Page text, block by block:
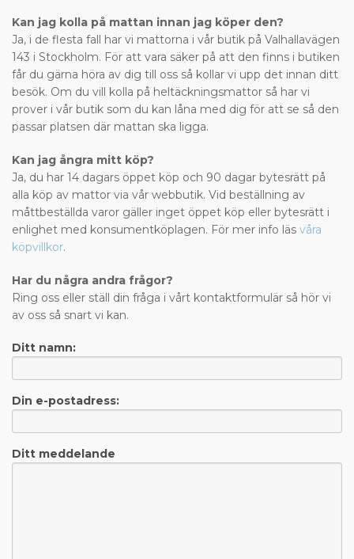
Kan jag kolla på mattan innan jag köper den?
Ja, i de flesta fall har vi mattorna i vår butik på Valhallavägen
143 i Stockholm. För att vara säker på att den finns i butiken
får du gärna höra av dig till oss så kollar vi upp det innan ditt
besök. Om du vill kolla på heltäckningsmattor så har vi
prover i vår butik som du kan låna med dig för att se så den
passar platsen där mattan ska ligga.
Kan jag ångra mitt köp?
Ja, du har 14 dagars öppet köp och 90 dagar bytesrätt på
alla köp av mattor via vår webbutik. Vid beställning av
måttbeställda varor gäller inget öppet köp eller bytesrätt i
enlighet med konsumentköplagen. För mer info läs våra
köpvillkor.
Har du några andra frågor?
Ring oss eller ställ din fråga i vårt kontaktformulär så hör vi
av oss så snart vi kan.
Ditt namn:
Din e-postadress:
Ditt meddelande